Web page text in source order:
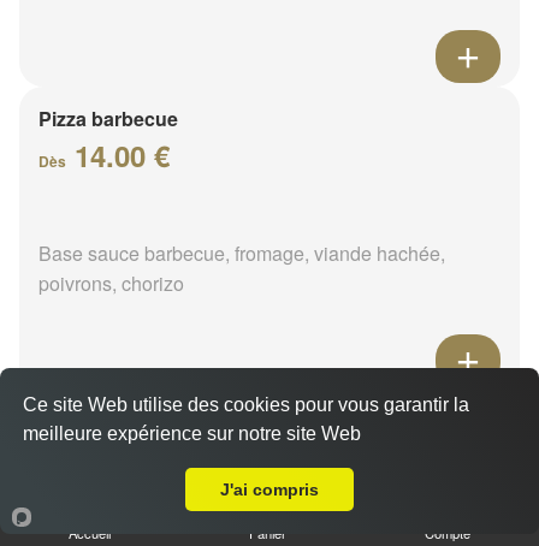
Pizza barbecue
Dès 14.00 €
Base sauce barbecue, fromage, viande hachée,
poivrons, chorizo
Pizza cannibale
Accueil Panier Compte
Ce site Web utilise des cookies pour vous garantir la
meilleure expérience sur notre site Web
J'ai compris